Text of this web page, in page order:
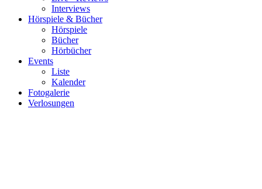
Interviews
Hörspiele & Bücher
Hörspiele
Bücher
Hörbücher
Events
Liste
Kalender
Fotogalerie
Verlosungen